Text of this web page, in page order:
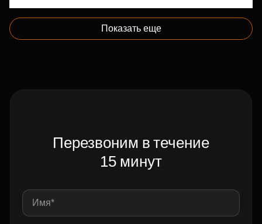
Показать еще
Перезвоним в течение
15 минут